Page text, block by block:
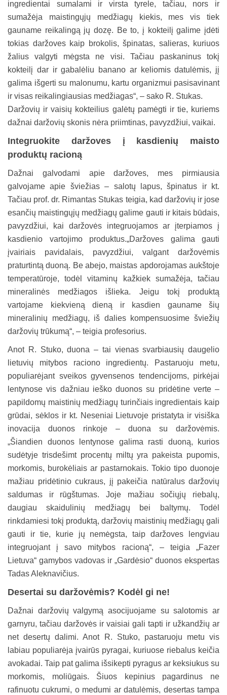
ingredientai sumalami ir virsta tyrele, tačiau, nors ir
sumažėja maistingųjų medžiagų kiekis, mes vis tiek
gauname reikalingą jų dozę. Be to, į kokteilį galime įdėti
tokias daržoves kaip brokolis, špinatas, salieras, kuriuos
žalius valgyti mėgsta ne visi. Tačiau paskaninus tokį
kokteilį dar ir gabalėliu banano ar keliomis datulėmis, jį
galima išgerti su malonumu, kartu organizmui pasisavinant
ir visas reikalingiausias medžiagas“, – sako R. Stukas.
Daržovių ir vaisių kokteilius galėtų pamėgti ir tie, kuriems
dažnai daržovių skonis nėra priimtinas, pavyzdžiui, vaikai.
Integruokite daržoves į kasdienių maisto
produktų racioną
Dažnai galvodami apie daržoves, mes pirmiausia
galvojame apie šviežias – salotų lapus, špinatus ir kt.
Tačiau prof. dr. Rimantas Stukas teigia, kad daržovių ir jose
esančių maistingųjų medžiagų galime gauti ir kitais būdais,
pavyzdžiui, kai daržovės integruojamos ar įterpiamos į
kasdienio vartojimo produktus.„Daržoves galima gauti
įvairiais pavidalais, pavyzdžiui, valgant daržovėmis
praturtintą duoną. Be abejo, maistas apdorojamas aukštoje
temperatūroje, todėl vitaminų kažkiek sumažėja, tačiau
mineralinės medžiagos išlieka. Jeigu tokį produktą
vartojame kiekvieną dieną ir kasdien gauname šių
mineralinių medžiagų, iš dalies kompensuosime šviežių
daržovių trūkumą“, – teigia profesorius.
Anot R. Stuko, duona – tai vienas svarbiausių daugelio
lietuvių mitybos raciono ingredientų. Pastaruoju metu,
populiarėjant sveikos gyvensenos tendencijoms, pirkėjai
lentynose vis dažniau ieško duonos su pridėtine verte –
papildomų maistinių medžiagų turinčiais ingredientais kaip
grūdai, sėklos ir kt. Neseniai Lietuvoje pristatyta ir visiška
inovacija duonos rinkoje – duona su daržovėmis.
„Šiandien duonos lentynose galima rasti duoną, kurios
sudėtyje trisdešimt procentų miltų yra pakeista pupomis,
morkomis, burokėliais ar pastarnokais. Tokio tipo duonoje
mažiau pridėtinio cukraus, jį pakeičia natūralus daržovių
saldumas ir rūgštumas. Joje mažiau sočiųjų riebalų,
daugiau skaidulinių medžiagų bei baltymų. Todėl
rinkdamiesi tokį produktą, daržovių maistinių medžiagų gali
gauti ir tie, kurie jų nemėgsta, taip daržoves lengviau
integruojant į savo mitybos racioną“, – teigia „Fazer
Lietuva“ gamybos vadovas ir „Gardėsio“ duonos ekspertas
Tadas Aleknavičius.
Desertai su daržovėmis? Kodėl gi ne!
Dažnai daržovių valgymą asocijuojame su salotomis ar
garnyru, tačiau daržovės ir vaisiai gali tapti ir užkandžių ar
net desertų dalimi. Anot R. Stuko, pastaruoju metu vis
labiau populiarėja įvairūs pyragai, kuriuose riebalus keičia
avokadai. Taip pat galima išsikepti pyragus ar keksiukus su
morkomis, moliūgais. Šiuos kepinius pagardinus ne
rafinuotu cukrumi, o medumi ar datulėmis, desertas tampa